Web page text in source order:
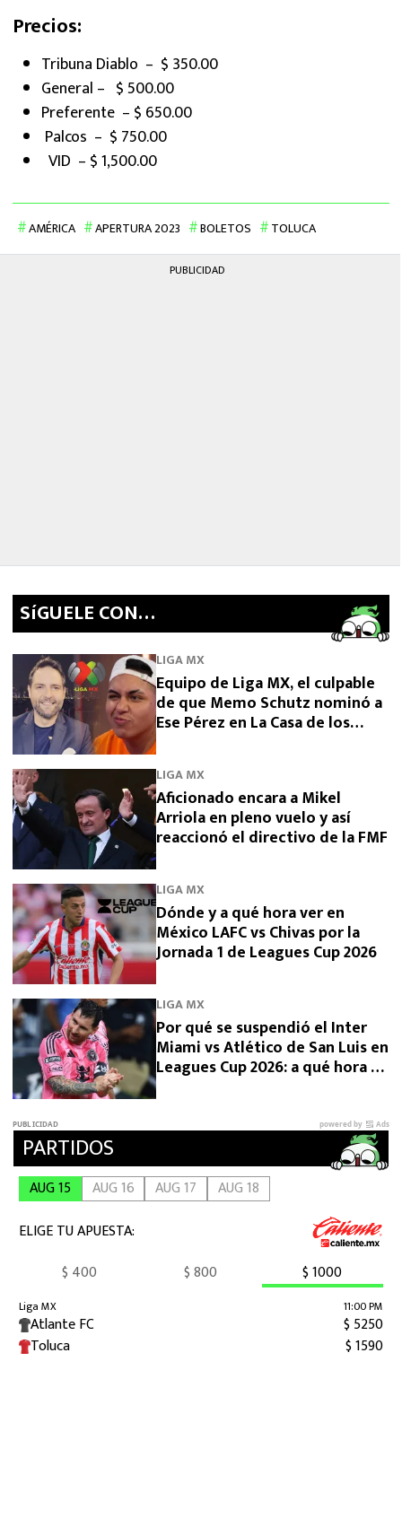
Precios:
Tribuna Diablo – $ 350.00
General – $ 500.00
Preferente – $ 650.00
Palcos – $ 750.00
VID – $ 1,500.00
AMÉRICA APERTURA 2023 BOLETOS TOLUCA
PUBLICIDAD
SíGUELE CON…
LIGA MX
Equipo de Liga MX, el culpable
de que Memo Schutz nominó a
Ese Pérez en La Casa de los
LIGA MX
Aficionado encara a Mikel
Arriola en pleno vuelo y así
reaccionó el directivo de la FMF
LIGA MX
Dónde y a qué hora ver en
México LAFC vs Chivas por la
Jornada 1 de Leagues Cup 2026
LIGA MX
Por qué se suspendió el Inter
Miami vs Atlético de San Luis en
Leagues Cup 2026: a qué hora se